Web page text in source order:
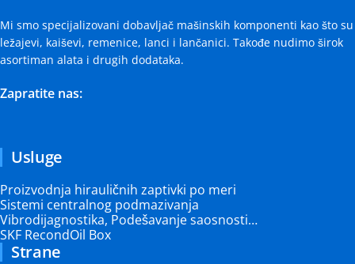
Mi smo specijalizovani dobavljač mašinskih komponenti kao što su
ležajevi, kaiševi, remenice, lanci i lančanici. Takođe nudimo širok
asortiman alata i drugih dodataka.
Zapratite nas:
Usluge
Proizvodnja hirauličnih zaptivki po meri
Sistemi centralnog podmazivanja
Vibrodijagnostika, Podešavanje saosnosti…
SKF RecondOil Box
Strane